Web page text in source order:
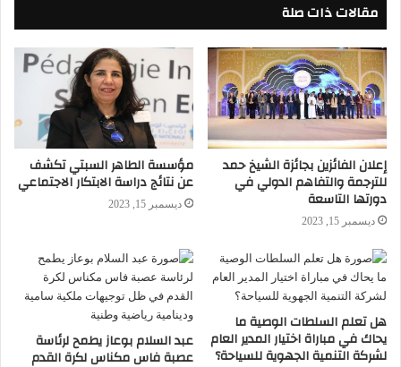
مقالات ذات صلة
إعلان الفائزين بجائزة الشيخ حمد
للترجمة والتفاهم الدولي في
دورتها التاسعة
ديسمبر 15, 2023
مؤسسة الطاهر السبتي تكشف
عن نتائج دراسة الابتكار الاجتماعي
ديسمبر 15, 2023
هل تعلم السلطات الوصية ما
يحاك في مباراة اختيار المدير العام
لشركة التنمية الجهوية للسياحة؟
عبد السلام بوعاز يطمح لرئاسة
عصبة فاس مكناس لكرة القدم